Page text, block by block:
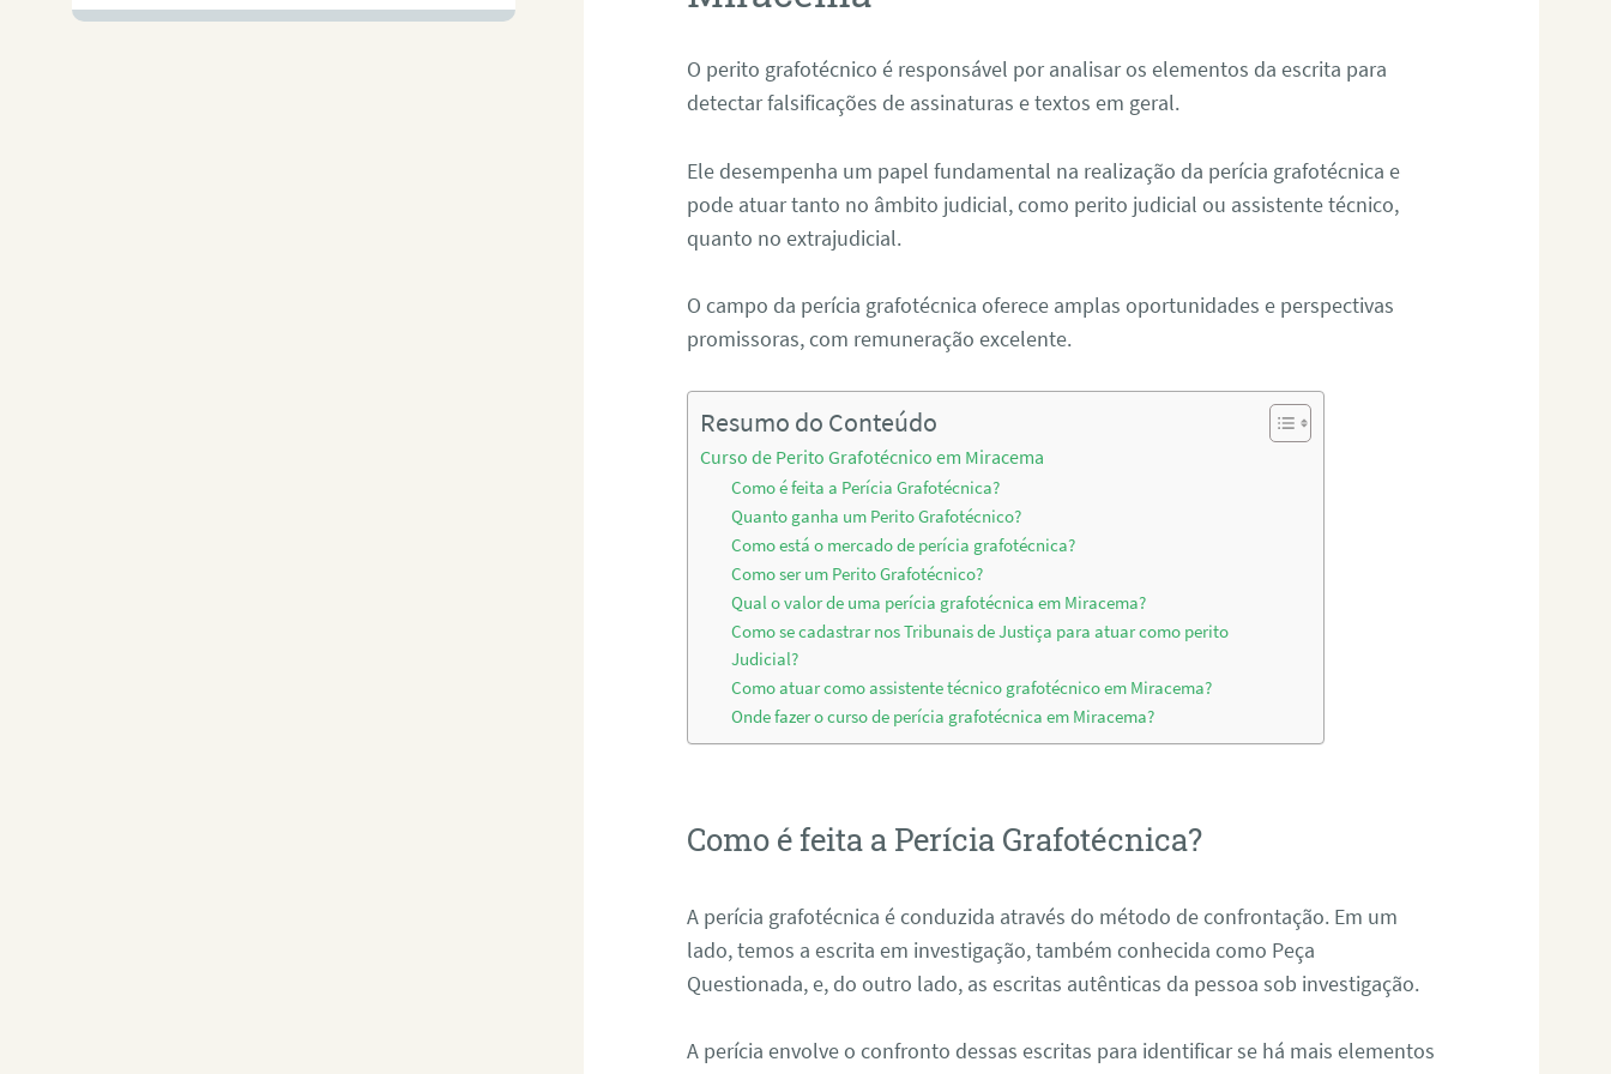
O perito grafotécnico é responsável por analisar os elementos da escrita para
detectar falsificações de assinaturas e textos em geral.
Ele desempenha um papel fundamental na realização da perícia grafotécnica e
pode atuar tanto no âmbito judicial, como perito judicial ou assistente técnico,
quanto no extrajudicial.
O campo da perícia grafotécnica oferece amplas oportunidades e perspectivas
promissoras, com remuneração excelente.
Resumo do Conteúdo
Curso de Perito Grafotécnico em Miracema
Como é feita a Perícia Grafotécnica?
Quanto ganha um Perito Grafotécnico?
Como está o mercado de perícia grafotécnica?
Como ser um Perito Grafotécnico?
Qual o valor de uma perícia grafotécnica em Miracema?
Como se cadastrar nos Tribunais de Justiça para atuar como perito
Judicial?
Como atuar como assistente técnico grafotécnico em Miracema?
Onde fazer o curso de perícia grafotécnica em Miracema?
Como é feita a Perícia Grafotécnica?
A perícia grafotécnica é conduzida através do método de confrontação. Em um
lado, temos a escrita em investigação, também conhecida como Peça
Questionada, e, do outro lado, as escritas autênticas da pessoa sob investigação.
A perícia envolve o confronto dessas escritas para identificar se há mais elementos